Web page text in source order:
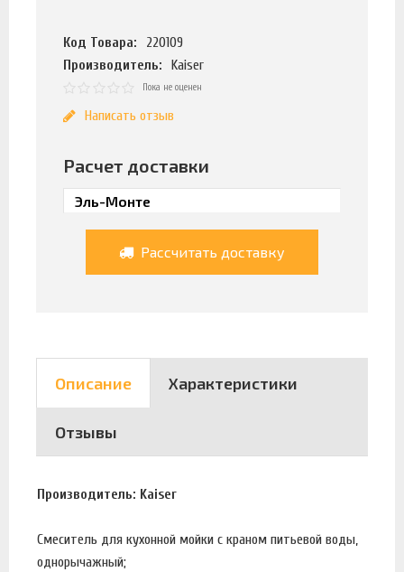
Код Товара:
220109
Производитель:
Kaiser
Пока не оценен
Написать отзыв
Расчет доставки
Рассчитать доставку
Описание Характеристики
Отзывы
Производитель: Kaiser
Смеситель для кухонной мойки с краном питьевой воды,
однорычажный;